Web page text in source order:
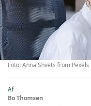
Foto: Anna Shvets from Pexels
Af
Bo Thomsen